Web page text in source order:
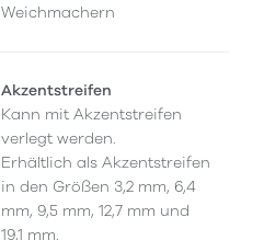
Weichmachern
Akzentstreifen
Kann mit Akzentstreifen
verlegt werden.
Erhältlich als Akzentstreifen
in den Größen 3,2 mm, 6,4
mm, 9,5 mm, 12,7 mm und
19,1 mm.